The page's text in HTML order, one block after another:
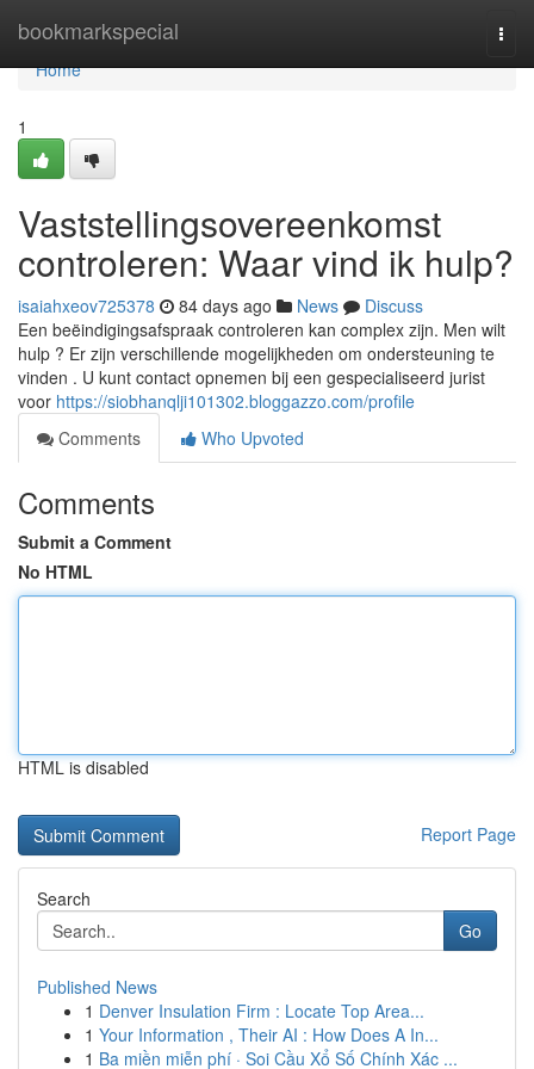
bookmarkspecial
Home
Home
1
Vaststellingsovereenkomst
controleren: Waar vind ik hulp?
isaiahxeov725378 84 days ago News
Discuss
Een beëindigingsafspraak controleren kan complex zijn. Men wilt
hulp ? Er zijn verschillende mogelijkheden om ondersteuning te
vinden . U kunt contact opnemen bij een gespecialiseerd jurist
voor https://siobhanqlji101302.bloggazzo.com/profile
Comments
Who Upvoted
Comments
Submit a Comment
No HTML
HTML is disabled
Report Page
Search
Go
Published News
1 Denver Insulation Firm : Locate Top Area...
1 Your Information , Their AI : How Does A In...
1 Ba miền miễn phí · Soi Cầu Xổ Số Chính Xác ...